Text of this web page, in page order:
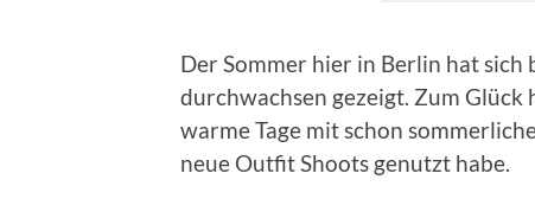
Der Sommer hier in Berlin hat sich
durchwachsen gezeigt. Zum
warme Tage mit schon
neue Outfit Shoots genutzt habe.